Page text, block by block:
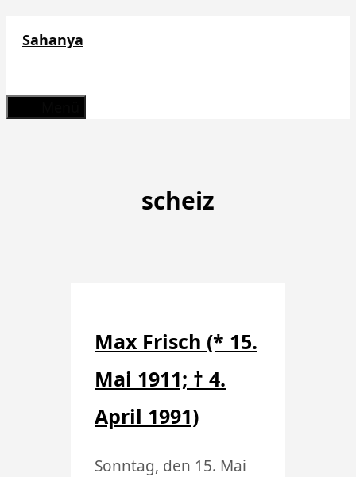
Sahanya
scheiz
Max Frisch (* 15.
Mai 1911; † 4.
April 1991)
Sonntag, den 15. Mai